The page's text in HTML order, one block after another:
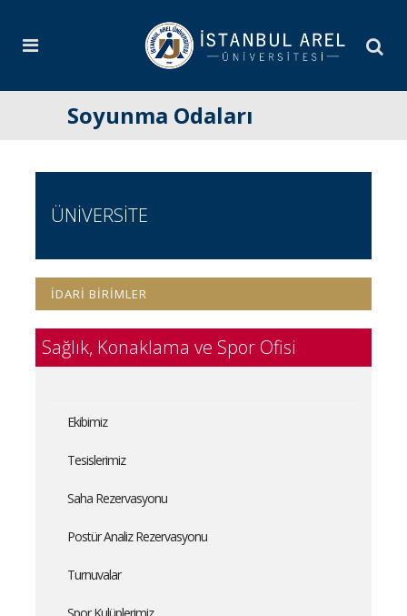
Soyunma Odaları
ÜNİVERSİTE
İDARİ BİRİMLER
Sağlık, Konaklama ve Spor Ofisi
Ekibimiz
Tesislerimiz
Saha Rezervasyonu
Postür Analiz Rezervasyonu
Turnuvalar